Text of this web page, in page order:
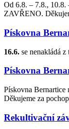
Od 6.8. – 7.8.,
ZAVŘENO.
Pískovna
16.6. se nenakládá
Pískovna
Pískovna Bernartice
Děkujeme za
Rekultivační